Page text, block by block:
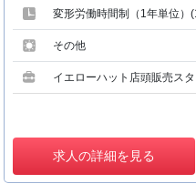
変形労働時間制（1年単位
その他
イエローハット店頭販売スタ
求人の詳細を見る